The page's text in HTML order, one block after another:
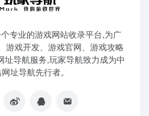
专业的游戏网站收录平台,为广
游戏开发、游戏官网、游戏攻略
址导航服务,玩家导航致力成为中
址导航先行者。